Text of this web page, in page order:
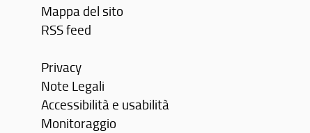
Mappa del sito
RSS feed
Privacy
Note Legali
Accessibilità e usabilità
Monitoraggio